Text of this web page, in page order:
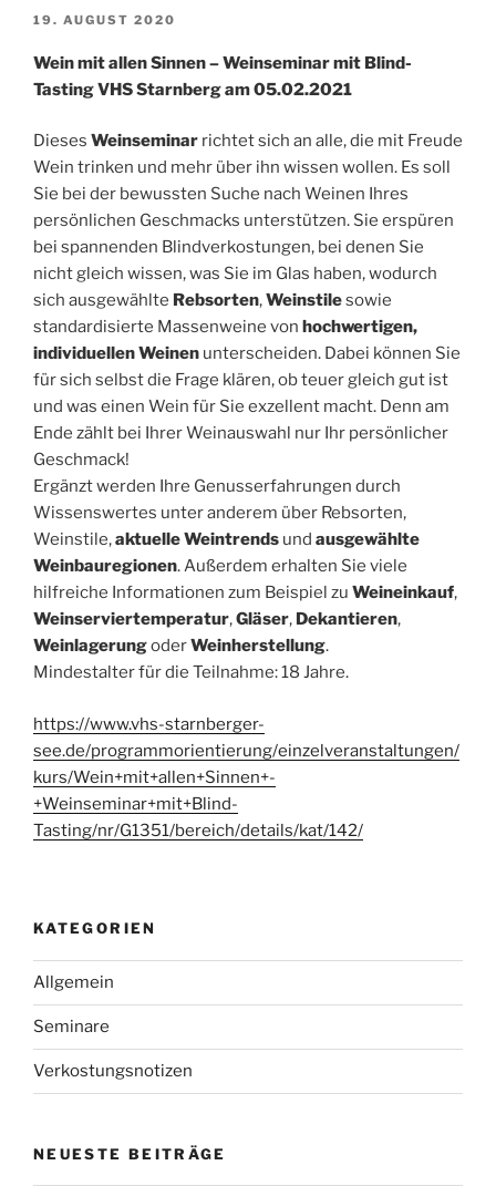
VERÖFFENTLICHT
19. AUGUST 2020
Wein mit allen Sinnen – Weinseminar mit Blind-
Tasting VHS Starnberg am 05.02.2021
Dieses Weinseminar richtet sich an alle, die mit Freude
Wein trinken und mehr über ihn wissen wollen. Es soll
Sie bei der bewussten Suche nach Weinen Ihres
persönlichen Geschmacks unterstützen. Sie erspüren
bei spannenden Blindverkostungen, bei denen Sie
nicht gleich wissen, was Sie im Glas haben, wodurch
sich ausgewählte Rebsorten,Weinstilesowie
standardisierte Massenweine von hochwertigen,
individuellen Weinen unterscheiden. Dabei können Sie
für sich selbst die Frage klären, ob teuer gleich gut ist
und was einen Wein für Sie exzellent macht. Denn am
Ende zählt bei Ihrer Weinauswahl nur Ihr persönlicher
Geschmack!
Ergänzt werden Ihre Genusserfahrungen durch
Wissenswertes unter anderem über Rebsorten,
Weinstile,aktuelle Weintrends und ausgewählte
Weinbauregionen. Außerdem erhalten Sie viele
hilfreiche Informationen zum Beispiel zu Weineinkauf,
Weinserviertemperatur,Gläser, Dekantieren,
WeinlagerungoderWeinherstellung.
Mindestalter für die Teilnahme: 18 Jahre.
https://www.vhs-starnberger-
see.de/programmorientierung/einzelveranstaltungen/
kurs/Wein+mit+allen+Sinnen+-
+Weinseminar+mit+Blind-
Tasting/nr/G1351/bereich/details/kat/142/
KATEGORIEN
Allgemein
Seminare
Verkostungsnotizen
NEUESTE BEITRÄGE